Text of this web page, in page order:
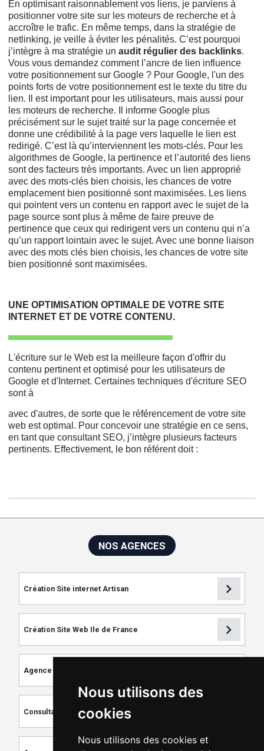
Nous utilisons des
cookies
Nous utilisons des cookies et
En optimisant raisonnablement vos liens, je parviens à
positionner votre site sur les moteurs de recherche et à
accroître le trafic. En même temps, dans la stratégie de
netlinking, je veille à éviter les pénalités. C’est pourquoi
j’intègre à ma stratégie unaudit régulier des backlinks.
Vous vous demandez comment l’ancre de lien influence
votre positionnement sur Google ? Pour Google, l'un des
points forts de votre positionnement est le texte du titre du
lien. Il est important pour les utilisateurs, mais aussi pour
les moteurs de recherche. Il informe Google plus
précisément sur le sujet traité sur la page concernée et
donne une crédibilité à la page vers laquelle le lien est
redirigé. C’est là qu’interviennent les mots-clés. Pour les
algorithmes de Google, la pertinence et l’autorité des liens
sont des facteurs très importants. Avec un lien approprié
avec des mots-clés bien choisis, les chances de votre
emplacement bien positionné sont maximisées. Les liens
qui pointent vers un contenu en rapport avec le sujet de la
page source sont plus à même de faire preuve de
pertinence que ceux qui redirigent vers un contenu qui n’a
qu’un rapport lointain avec le sujet. Avec une bonne liaison
avec des mots clés bien choisis, les chances de votre site
bien positionné sont maximisées.
UNE OPTIMISATION OPTIMALE DE VOTRE SITE
INTERNET ET DE VOTRE CONTENU.
L'écriture sur le Web est la meilleure façon d'offrir du
contenu pertinent et optimisé pour les utilisateurs de
Google et d'Internet. Certaines techniques d'écriture SEO
sont à
avec d'autres, de sorte que le référencement de votre site
web est optimal. Pour concevoir une stratégie en ce sens,
en tant que consultant SEO, j’intègre plusieurs facteurs
pertinents. Effectivement, le bon référent doit :
NOS AGENCES
Création Site internet Artisan chevron_right
Création Site Web Ile de France chevron_right
Agence de Référencement
Consultant SEO